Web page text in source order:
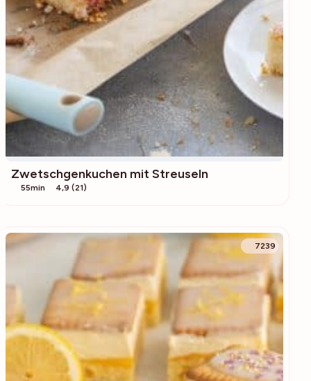
Zwetschgenkuchen mit Streuseln
55min 4,9 (21)
7239